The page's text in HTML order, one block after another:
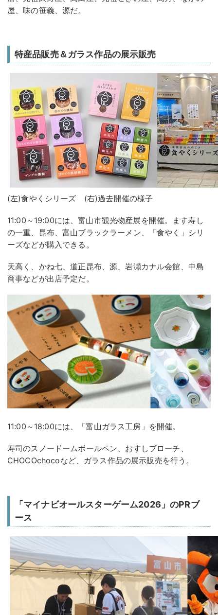
屋、味の笹義、源だ。
特産品販売＆ガラス作品の展示販売
(左)食やくシリーズ (右)過去開催の様子
11:00～19:00には、富山市観光物産展を開催。ます寿し
の一重、昆布、富山ブラックラーメン、「食やく」シリ
ーズなどが購入できる。
天高く、かね七、道正昆布、源、岩瀬カナル会館、中島
商事などが出店予定だ。
11:00～18:00には、「富山ガラス工房」を開催。
寿司のスノードームボールペン、おすしブローチ、
CHOCOchocoなど、ガラス作品の展示販売を行う。
「マイナビオールスターゲーム2026」のPRブ
ース